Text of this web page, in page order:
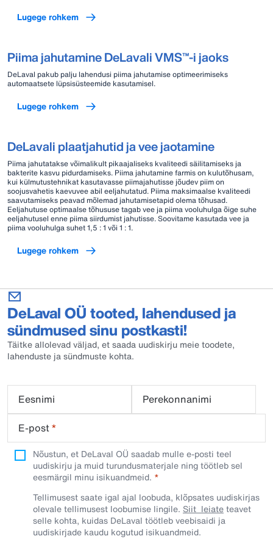
Lugege rohkem
Piima jahutamine DeLavali VMS™-i jaoks
DeLaval pakub palju lahendusi piima jahutamise optimeerimiseks
automaatsete lüpsisüsteemide kasutamisel.
Lugege rohkem
DeLavali plaatjahutid ja vee jaotamine
Piima jahutatakse võimalikult pikaajaliseks kvaliteedi säilitamiseks ja
bakterite kasvu pidurdamiseks. Piima jahutamine farmis on kulutõhusam,
kui külmutustehnikat kasutavasse piimajahutisse jõudev piim on
soojusvahetis kaevuvee abil eeljahutatud. Piima maksimaalse kvaliteedi
saavutamiseks peavad mõlemad jahutamisetapid olema tõhusad.
Eeljahutuse optimaalse tõhususe tagab vee ja piima vooluhulga õige suhe
eeljahutusel enne piima siirdumist jahutisse. Soovitame kasutada vee ja
piima vooluhulga suhet 1,5 : 1 või 1 : 1.
Lugege rohkem
DeLaval OÜ tooted, lahendused ja
sündmused sinu postkasti!
Täitke allolevad väljad, et saada uudiskirju meie toodete,
lahenduste ja sündmuste kohta.
Eesnimi
Perekonnanimi
E-post*
Nõustun, et DeLaval OÜ saadab mulle e-posti teel
uudiskirju ja muid turundusmaterjale ning töötleb sel
eesmärgil minu isikuandmeid.​
Tellimusest saate igal ajal loobuda, klõpsates uudiskirjas
olevale tellimusest loobumise lingile. Siit leiateteavet
selle kohta, kuidas DeLaval töötleb veebisaidi ja
uudiskirjade kaudu kogutud isikuandmeid.